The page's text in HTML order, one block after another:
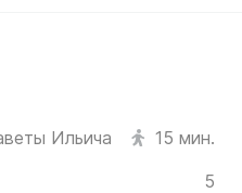
Ильича 15 мин.
5